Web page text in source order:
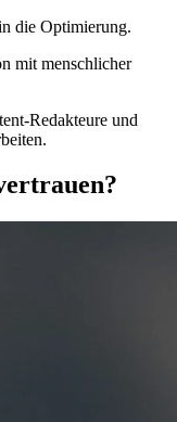
die Optimierung.
mit menschlicher
Redakteure und